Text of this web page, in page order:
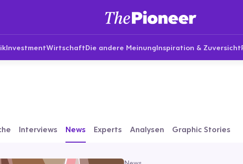
InvestmentWirtschaftDie andere MeinungInspiration & Zuversicht
Interviews News Experts Analysen Graphic Stories